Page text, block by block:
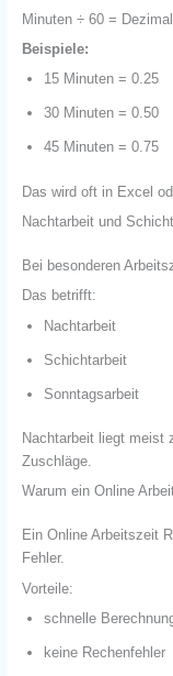
Minuten ÷ 60 =
Beispiele:
15 Minuten = 0.25
30 Minuten = 0.50
45 Minuten = 0.75
Das wird oft in Excel
Nachtarbeit und
Bei besonderen
Das betrifft:
Nachtarbeit
Schichtarbeit
Sonntagsarbeit
Nachtarbeit liegt meist
Zuschläge.
Warum ein Online
Ein Online Arbeitszeit
Fehler.
Vorteile:
schnelle
keine Rechenfehler